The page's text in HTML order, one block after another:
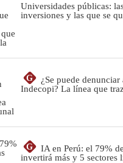
Universidades públicas:
inversiones y las que se
G
¿Se puede
Indecopi? La línea que
G
IA en Perú: el 79%
invertirá más y 5 sectores